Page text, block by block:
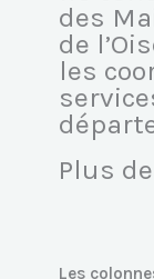
des
de
les
Plus
Les